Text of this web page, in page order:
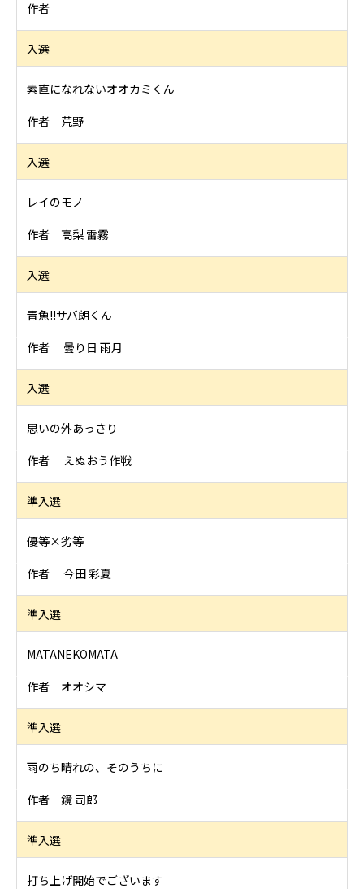
作者
入選
素直になれないオオカミくん
作者 荒野
入選
レイのモノ
作者 高梨 雷霧
入選
青魚!!サバ朗くん
作者 曇り日 雨月
入選
思いの外あっさり
作者 えぬおう作戦
準入選
優等×劣等
作者 今田 彩夏
準入選
MATANEKOMATA
作者 オオシマ
準入選
雨のち晴れの、そのうちに
作者 鏡 司郎
準入選
打ち上げ開始でございます